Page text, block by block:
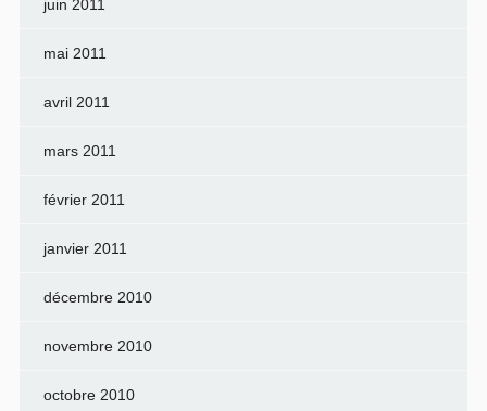
juin 2011
mai 2011
avril 2011
mars 2011
février 2011
janvier 2011
décembre 2010
novembre 2010
octobre 2010